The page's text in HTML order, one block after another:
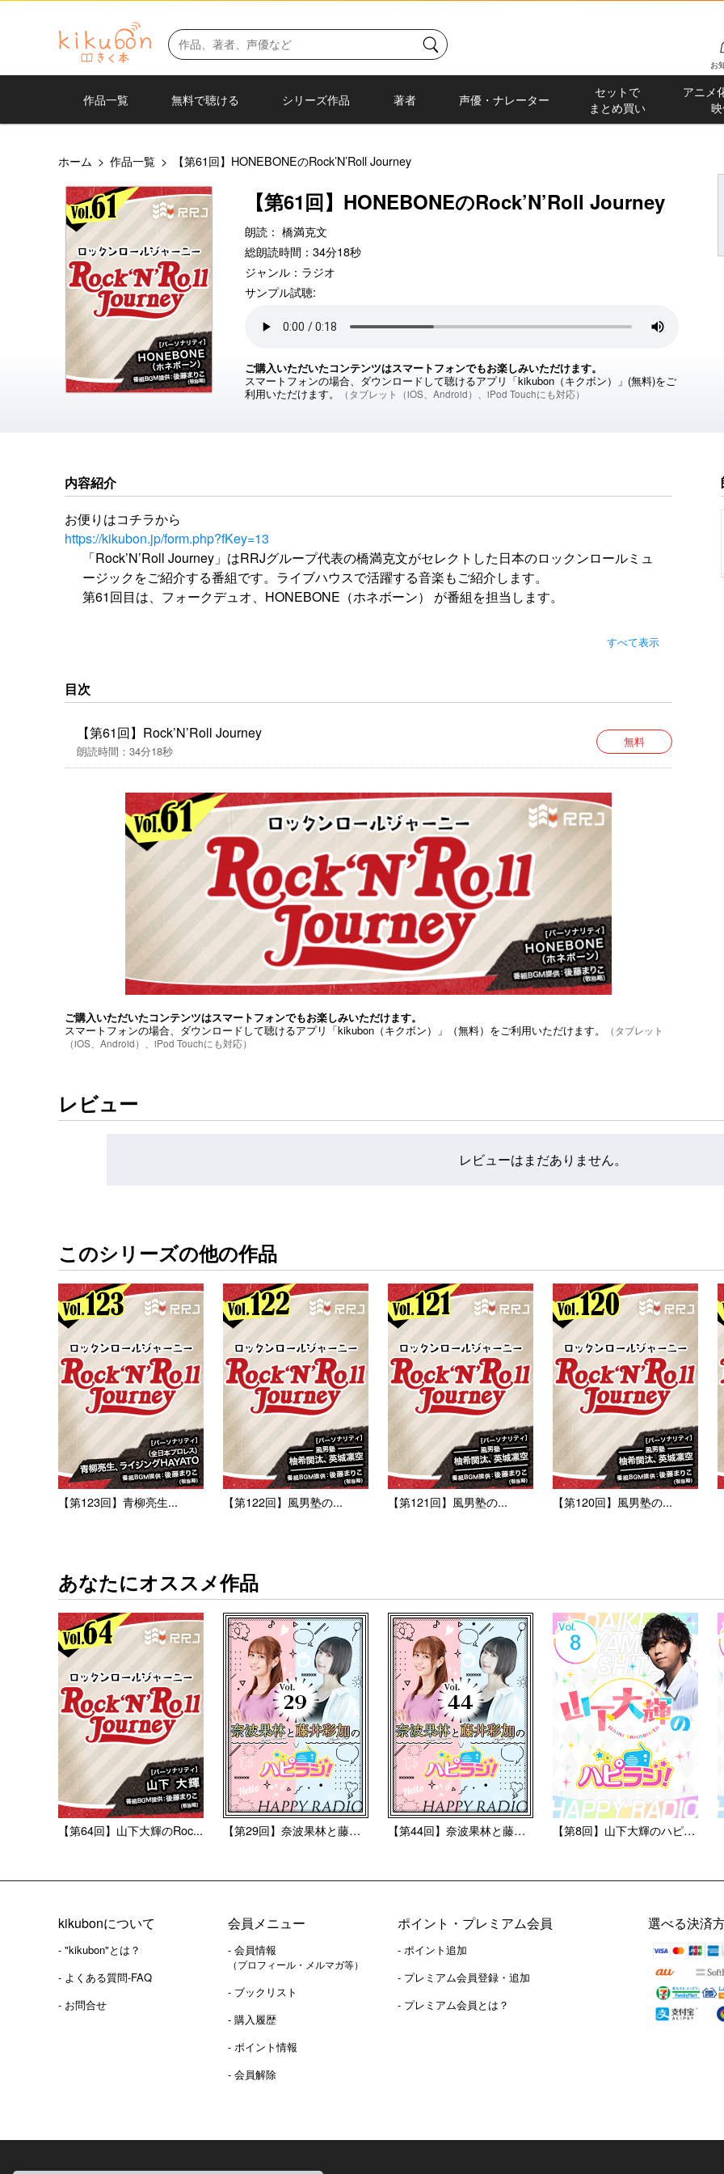
お
作品一覧 無料で聴ける シリーズ作品 著者 声優・ナレーター
セットで
まとめ買い
アニメ
ホーム > 作品一覧 > 【第61回】HONEBONEのRock’N’Roll Journey
【第61回】HONEBONEのRock’N’Roll Journey
朗読： 橋満克文
総朗読時間：34分18秒
ジャンル： ラジオ
サンプル試聴:
ご購入いただいたコンテンツはスマートフォンでもお楽しみいただけます。
スマートフォンの場合、ダウンロードして聴けるアプリ「kikubon（キクボン）」(無料)をご
利用いただけます。
（タブレット（iOS、Android）、iPod Touchにも対応）
内容紹介
お便りはコチラから
https://kikubon.jp/form.php?fKey=13
「Rock’N’Roll Journey」はRRJグループ代表の橋満克文がセレクトした日本のロックンロールミュ
ージックをご紹介する番組です。ライブハウスで活躍する音楽もご紹介します。
第61回目は、フォークデュオ、HONEBONE（ホネボーン） が番組を担当します。
https://x.com/radioRRJ
【ラジオ「Rock’N’Roll Journey」】
LuckyFM（茨城放送）にて毎週土曜日23時からレギュラー放送中！
すべて表示
目次
【第61回】Rock’N’Roll Journey
朗読時間：34分18秒
無料
ご購入いただいたコンテンツはスマートフォンでもお楽しみいただけます。
スマートフォンの場合、ダウンロードして聴けるアプリ「kikubon（キクボン）」（無料）をご利用いただけます。
（タブレット
（iOS、Android）、iPod Touchにも対応）
レビュー
レビューはまだありません。
このシリーズの他の作品
【第123回】青柳亮生... 【第122回】風男塾の... 【第121回】風男塾の... 【第120回】風男塾の...
あなたにオススメ作品
【第64回】山下大輝のRoc... 【第29回】奈波果林と藤井彩... 【第44回】奈波果林と藤井彩... 【第8回】山下大輝のハピラジ...
kikubonについて
- "kikubon"とは？
- よくある質問-FAQ
- お問合せ
会員メニュー
- 会員情報
（プロフィール・メルマガ等）
- ブックリスト
- 購入履歴
- ポイント情報
- 会員解除
ポイント・プレミアム会員
- ポイント追加
- プレミアム会員登録・追加
- プレミアム会員とは？
選べる決済